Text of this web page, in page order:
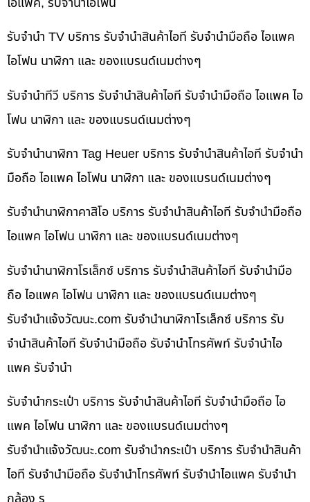
รับจำนำ TV บริการ รับจำนำสินค้าไอที รับจำนำมือถือ ไอแพค
ไอโฟน นาฬิกา และ ของแบรนด์เนมต่างๆ
รับจำนำทีวี บริการ รับจำนำสินค้าไอที รับจำนำมือถือ ไอแพค ไอ
โฟน นาฬิกา และ ของแบรนด์เนมต่างๆ
รับจำนำนาฬิกา Tag Heuer บริการ รับจำนำสินค้าไอที รับจำนำ
มือถือ ไอแพค ไอโฟน นาฬิกา และ ของแบรนด์เนมต่างๆ
รับจำนำนาฬิกาคาสิโอ บริการ รับจำนำสินค้าไอที รับจำนำมือถือ
ไอแพค ไอโฟน นาฬิกา และ ของแบรนด์เนมต่างๆ
รับจำนำนาฬิกาโรเล็กซ์ บริการ รับจำนำสินค้าไอที รับจำนำมือ
ถือ ไอแพค ไอโฟน นาฬิกา และ ของแบรนด์เนมต่างๆ
รับจํานําแจ้งวัฒนะ.com รับจำนำนาฬิกาโรเล็กซ์ บริการ รับ
จำนำสินค้าไอที รับจำนำมือถือ รับจำนำโทรศัพท์ รับจำนำไอ
แพค รับจำนำ
รับจำนำกระเป๋า บริการ รับจำนำสินค้าไอที รับจำนำมือถือ ไอ
แพค ไอโฟน นาฬิกา และ ของแบรนด์เนมต่างๆ
รับจํานําแจ้งวัฒนะ.com รับจำนำกระเป๋า บริการ รับจำนำสินค้า
ไอที รับจำนำมือถือ รับจำนำโทรศัพท์ รับจำนำไอแพค รับจำนำ